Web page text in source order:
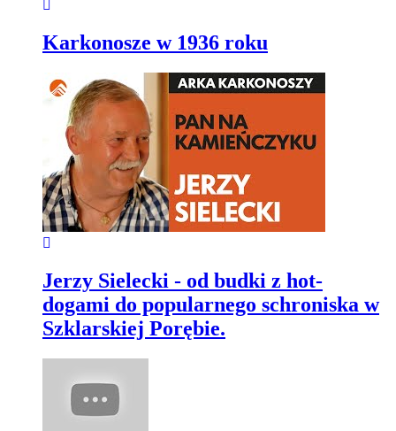
Karkonosze w 1936 roku
Jerzy Sielecki - od budki z hot-
dogami do popularnego schroniska w
Szklarskiej Porębie.